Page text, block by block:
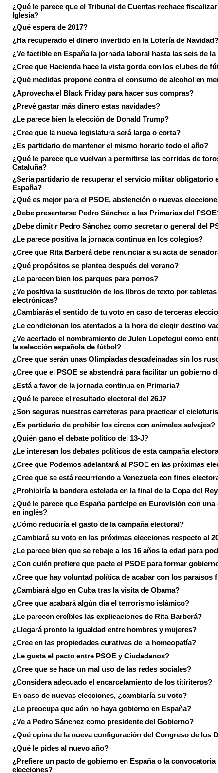
¿Qué le parece que el Tribunal de Cuentas rechace fiscalizar
Iglesia?
¿Qué espera de 2017?
¿Ha recuperado el dinero invertido en la Lotería de Navidad?
¿Ve factible en España la jornada laboral hasta las seis de la
¿Cree que Hacienda hace la vista gorda con los clubes de
¿Qué medidas propone contra el consumo de alcohol en
¿Aprovecha el Black Friday para hacer sus compras?
¿Prevé gastar más dinero estas navidades?
¿Le parece bien la elección de Donald Trump?
¿Cree que la nueva legislatura será larga o corta?
¿Es partidario de mantener el mismo horario todo el año?
¿Qué le parece que vuelvan a permitirse las corridas de
Cataluña?
¿Sería partidario de recuperar el servicio militar obligatorio
España?
¿Qué es mejor para el PSOE, abstención o nuevas
¿Debe presentarse Pedro Sánchez a las Primarias del
¿Debe dimitir Pedro Sánchez como secretario general del
¿Le parece positiva la jornada continua en los colegios?
¿Cree que Rita Barberá debe renunciar a su acta de
¿Qué propósitos se plantea después del verano?
¿Le parecen bien los parques para perros?
¿Ve positiva la sustitución de los libros de texto por tabletas
electrónicas?
¿Cambiarás el sentido de tu voto en caso de terceras
¿Le condicionan los atentados a la hora de elegir destino
¿Ve acertado el nombramiento de Julen Lopetegui como
la selección española de fútbol?
¿Cree que serán unas Olimpiadas descafeinadas sin los
¿Cree que el PSOE se abstendrá para facilitar un gobierno
¿Está a favor de la jornada continua en Primaria?
¿Qué le parece el resultado electoral del 26J?
¿Son seguras nuestras carreteras para practicar el
¿Es partidario de prohibir los circos con animales salvajes?
¿Quién ganó el debate político del 13-J?
¿Le interesan los debates políticos de esta campaña
¿Cree que Podemos adelantará al PSOE en las próximas
¿Cree que se está recurriendo a Venezuela con fines
¿Prohibiría la bandera estelada en la final de la Copa del
¿Qué le parece que España participe en Eurovisión con una
en inglés?
¿Cómo reduciría el gasto de la campaña electoral?
¿Cambiará su voto en las próximas elecciones respecto al
¿Le parece bien que se rebaje a los 16 años la edad para
¿Con quién prefiere que pacte el PSOE para formar
¿Cree que hay voluntad política de acabar con los paraísos
¿Cambiará algo en Cuba tras la visita de Obama?
¿Cree que acabará algún día el terrorismo islámico?
¿Le parecen creíbles las explicaciones de Rita Barberá?
¿Llegará pronto la igualdad entre hombres y mujeres?
¿Cree en las propiedades curativas de la homeopatía?
¿Le gusta el pacto entre PSOE y Ciudadanos?
¿Cree que se hace un mal uso de las redes sociales?
¿Considera adecuado el encarcelamiento de los titiriteros?
En caso de nuevas elecciones, ¿cambiaría su voto?
¿Le preocupa que aún no haya gobierno en España?
¿Ve a Pedro Sánchez como presidente del Gobierno?
¿Qué opina de la nueva configuración del Congreso de los
¿Qué le pides al nuevo año?
¿Prefiere un pacto de gobierno en España o la convocatoria
elecciones?